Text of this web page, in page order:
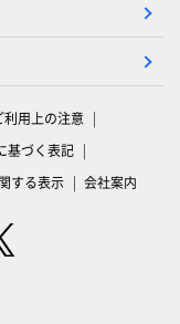
利用上の注意
基づく表記
する表示 会社案内